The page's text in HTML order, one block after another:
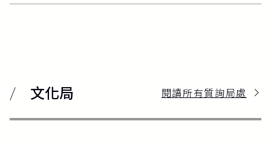
文化局 閱讀所有質詢局處